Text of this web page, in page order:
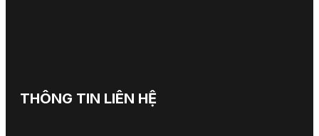
THÔNG TIN LIÊN HỆ